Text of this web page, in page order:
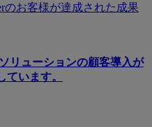
のお客様が達成された成果
リューションの顧客導入が
います。